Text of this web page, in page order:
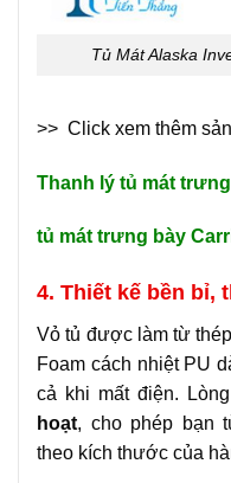
Tủ Mát Alaska
>> Click xem thêm
Thanh lý tủ mát
tủ mát trưng bày
4. Thiết kế bền bỉ,
Vỏ tủ được làm từ
Foam cách nhiệt PU
cả khi mất điện.
hoạt, cho phép bạn
theo kích thước của